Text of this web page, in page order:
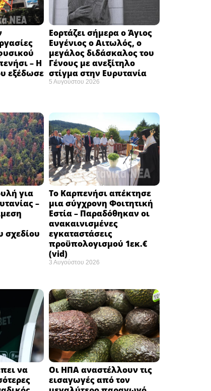
– Η
εξέδωσε
Εορτάζει σήμερα ο Άγιος
Ευγένιος ο Αιτωλός, ο
μεγάλος διδάσκαλος του
Γένους με ανεξίτηλο
στίγμα στην Ευρυτανία
5 Αυγούστου 2026
για
–
σχεδίου
Το Καρπενήσι απέκτησε
μια σύγχρονη Φοιτητική
Εστία – Παραδόθηκαν οι
ανακαινισμένες
εγκαταστάσεις
προϋπολογισμού 1εκ.€
(vid)
3 Αυγούστου 2026
να
Οι ΗΠΑ αναστέλλουν τις
εισαγωγές από τον